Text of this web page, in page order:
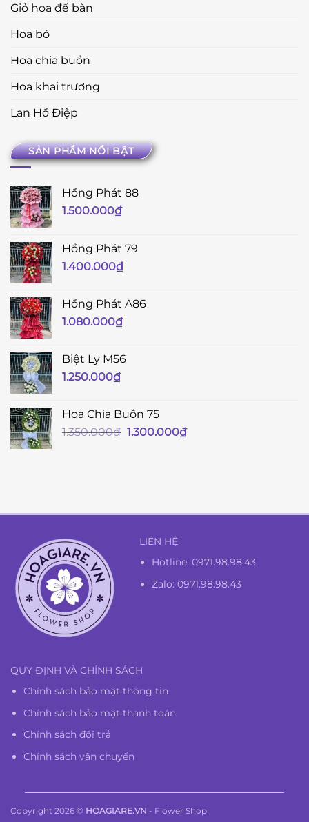
Giỏ hoa để bàn
Hoa bó
Hoa chia buồn
Hoa khai trương
Lan Hồ Điệp
SẢN PHẨM NỔI BẬT
Hồng Phát 88
1.500.000₫
Hồng Phát 79
1.400.000₫
Hồng Phát A86
1.080.000₫
Biệt Ly M56
1.250.000₫
Hoa Chia Buồn 75
1.350.000₫ Giá
1.300.000₫Giá
LIÊN HỆ
Hotline:0971.98.98.43
Zalo: 0971.98.98.43
QUY ĐỊNH VÀ CHÍNH SÁCH
Chính sách bảo mật thông tin
Chính sách bảo mật thanh toán
Chính sách đổi trả
Chính sách vận chuyển
Copyright 2026 © HOAGIARE.VN - Flower Shop